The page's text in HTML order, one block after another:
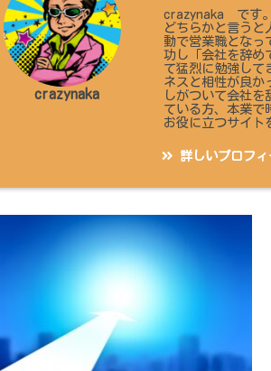
crazynaka
crazynaka です。
どちらかと言うと
動で営業職となっ
功し「会社を辞め
て猛烈に勉強して
ネスと相性が良か
しがついて会社
ている方、本業で
お役に立つサイト
詳しいプロフ